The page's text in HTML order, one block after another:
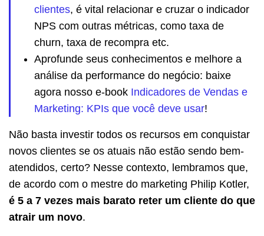
clientes, é vital relacionar e cruzar o indicador
NPS com outras métricas, como taxa de
churn, taxa de recompra etc.
Aprofunde seus conhecimentos e melhore a
análise da performance do negócio: baixe
agora nosso e-book Indicadores de Vendas e
Marketing: KPIs que você deve usar!
Não basta investir todos os recursos em conquistar
novos clientes se os atuais não estão sendo bem-
atendidos, certo? Nesse contexto, lembramos que,
de acordo com o mestre do marketing Philip Kotler,
é 5 a 7 vezes mais barato reter um cliente do que
atrair um novo.